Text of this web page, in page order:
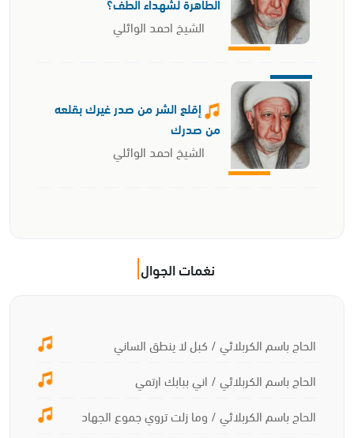
الشيخ احمد الوائلي
إقلع الشر من صدر غيرك بقلعه
من صدرك
الشيخ احمد الوائلي
نغمات الجوال
الحاج باسم الكربلائي / كبل لا ينطق الساني
الحاج باسم الكربلائي / اني ببابك ارتمي
الحاج باسم الكربلائي / وما زلت تروي جموع الجهاد